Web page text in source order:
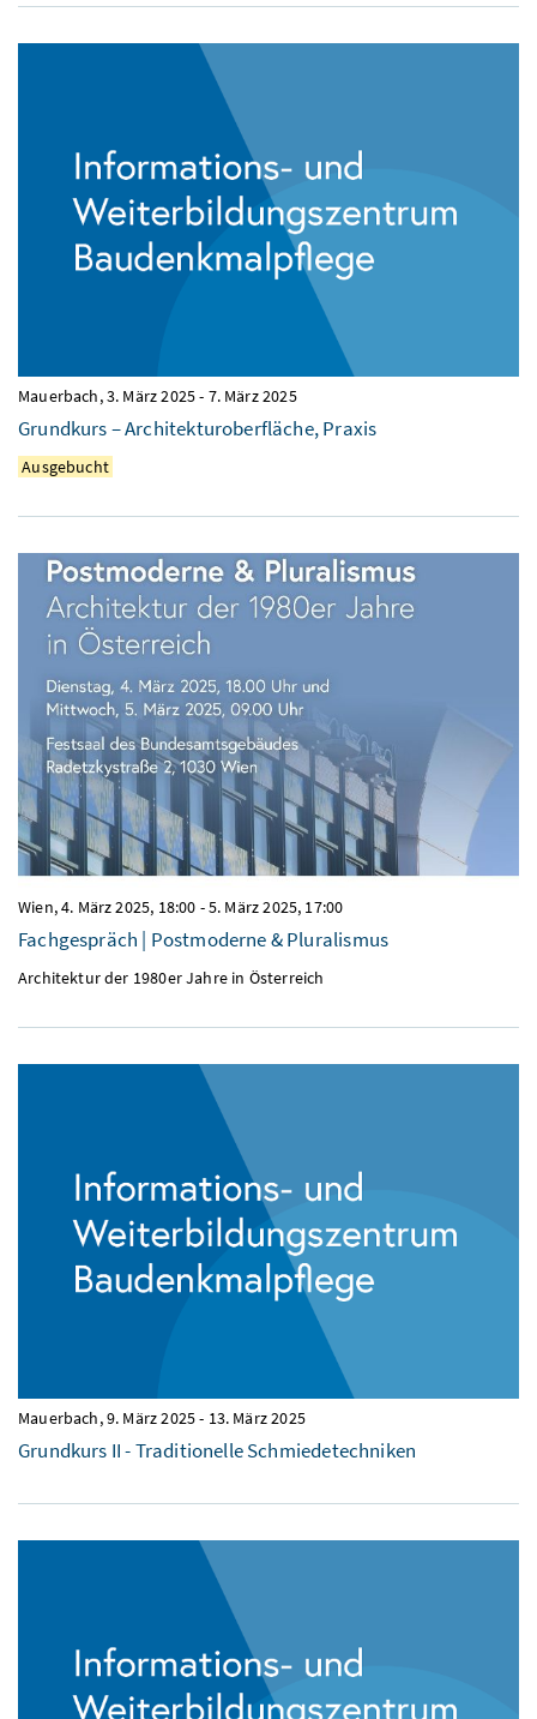
Mauerbach,3. März 2025- 7. März 2025
Grundkurs – Architekturoberfläche, Praxis
Ausgebucht
Wien,4. März 2025, 18:00 -5. März 2025, 17:00
Fachgespräch | Postmoderne & Pluralismus
Architektur der 1980er Jahre in Österreich
Mauerbach,9. März 2025- 13. März 2025
Grundkurs II - Traditionelle Schmiedetechniken